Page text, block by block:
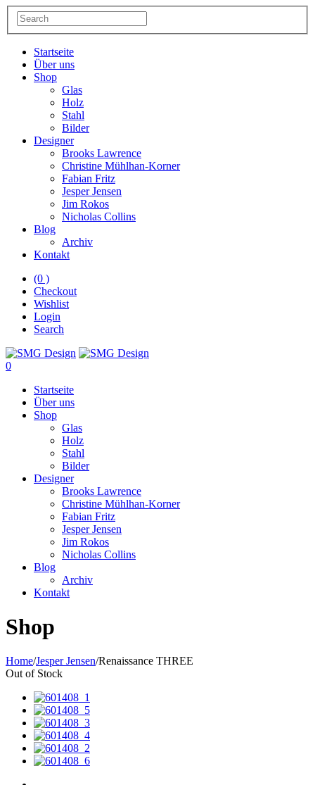
Startseite
Über uns
Shop
Glas
Holz
Stahl
Bilder
Designer
Brooks Lawrence
Christine Mühlhan-Korner
Fabian Fritz
Jesper Jensen
Jim Rokos
Nicholas Collins
Blog
Archiv
Kontakt
(0 )
Checkout
Wishlist
Login
Search
0
Startseite
Über uns
Shop
Glas
Holz
Stahl
Bilder
Designer
Brooks Lawrence
Christine Mühlhan-Korner
Fabian Fritz
Jesper Jensen
Jim Rokos
Nicholas Collins
Blog
Archiv
Kontakt
Shop
Home/Jesper Jensen/Renaissance THREE
Out of Stock